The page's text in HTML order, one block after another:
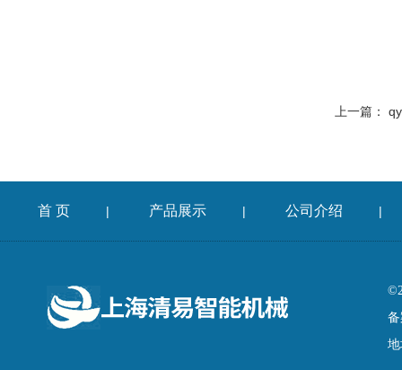
上一篇：
首 页 | 产品展示 | 公司介绍 |
备